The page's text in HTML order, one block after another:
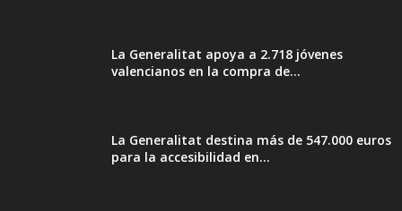
La Generalitat apoya a 2.718 jóvenes
valencianos en la compra de...
La Generalitat destina más de 547.000 euros
para la accesibilidad en...